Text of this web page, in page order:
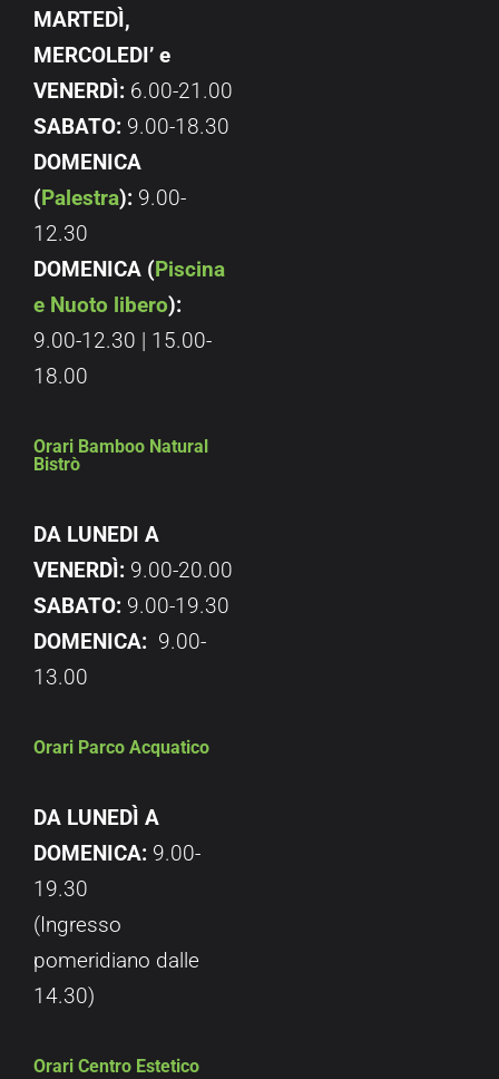
MARTEDÌ,
MERCOLEDI’ e
VENERDÌ: 6.00-21.00
SABATO: 9.00-18.30
DOMENICA
(Palestra): 9.00-
12.30
DOMENICA (Piscina
e Nuoto libero):
9.00-12.30 | 15.00-
18.00
Orari Bamboo Natural
Bistrò
DA LUNEDI A
VENERDÌ: 9.00-20.00
SABATO: 9.00-19.30
DOMENICA: 9.00-
13.00
Orari Parco Acquatico
DA LUNEDÌ A
DOMENICA: 9.00-
19.30
(Ingresso
pomeridiano dalle
14.30)
Orari Centro Estetico